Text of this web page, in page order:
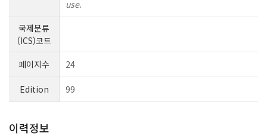
use.
국제분류
(ICS)코드
페이지수
24
Edition 99
이력정보